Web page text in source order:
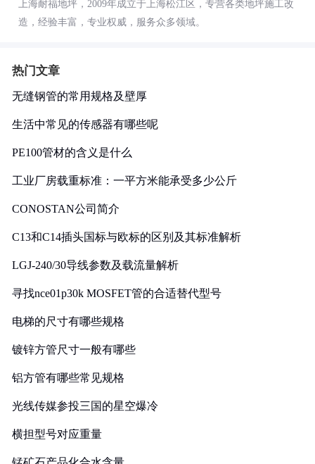
上海耐福地坪，2009年成立于上海松江区，专营各类地坪施工改
造，经验丰富，专业权威，服务众多领域。
热门文章
无缝钢管的常用规格及壁厚
生活中常见的传感器有哪些呢
PE100管材的含义是什么
工业厂房载重标准：一平方米能承受多少公斤
CONOSTAN公司简介
C13和C14插头国标与欧标的区别及其标准解析
LGJ-240/30导线参数及载流量解析
寻找nce01p30k MOSFET管的合适替代型号
电梯的尺寸有哪些规格
镀锌方管尺寸一般有哪些
铝方管有哪些常见规格
光线传媒参投三国的星空爆冷
横担型号对应重量